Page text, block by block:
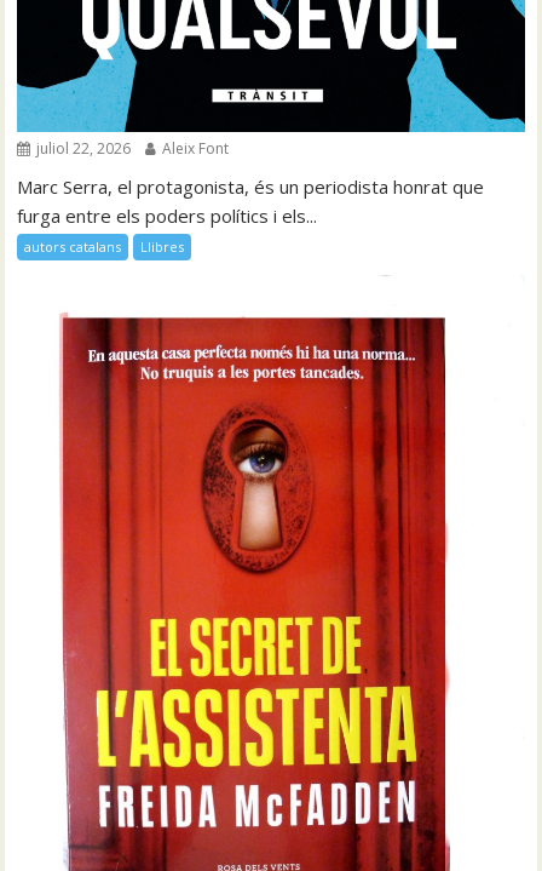
juliol 22, 2026 Aleix Font
Marc Serra, el protagonista, és un periodista honrat que
furga entre els poders polítics i els...
autors catalans Llibres